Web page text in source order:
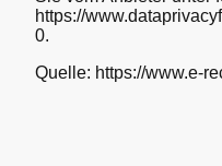
https://
0.
Quelle: https://www.e-